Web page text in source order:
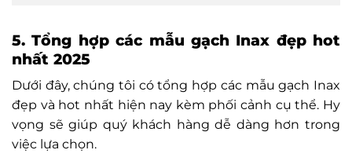
5. Tổng hợp các mẫu gạch Inax đẹp hot
nhất 2025
Dưới đây, chúng tôi có tổng hợp các mẫu gạch Inax
đẹp và hot nhất hiện nay kèm phối cảnh cụ thể. Hy
vọng sẽ giúp quý khách hàng dễ dàng hơn trong
việc lựa chọn.